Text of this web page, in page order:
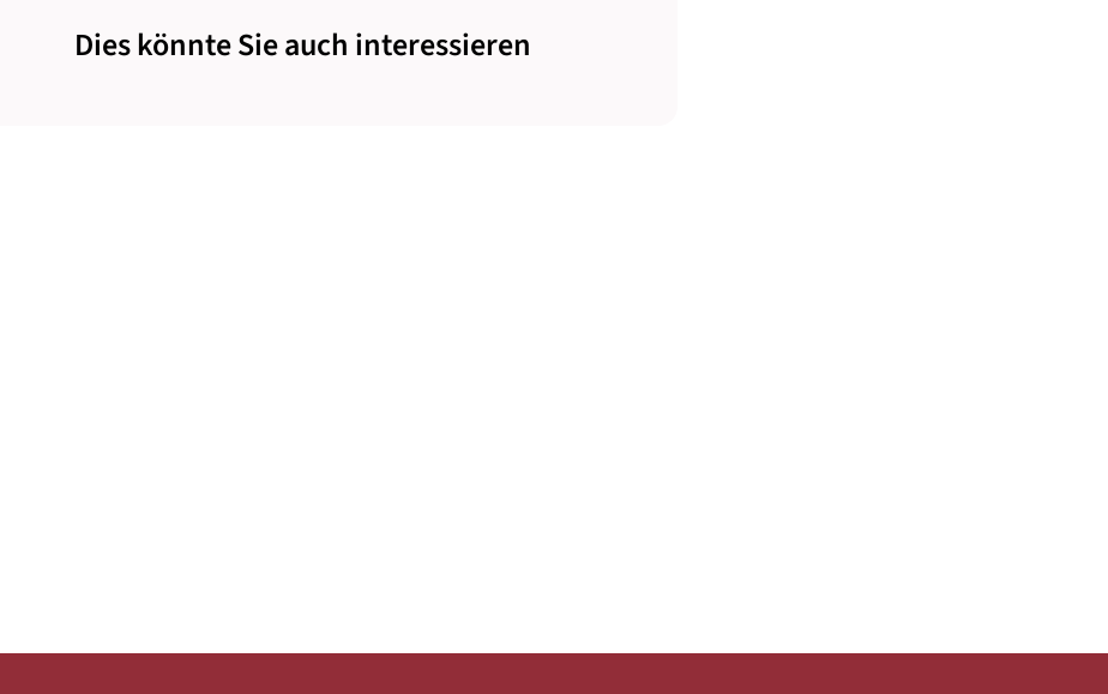
Dies könnte Sie auch interessieren